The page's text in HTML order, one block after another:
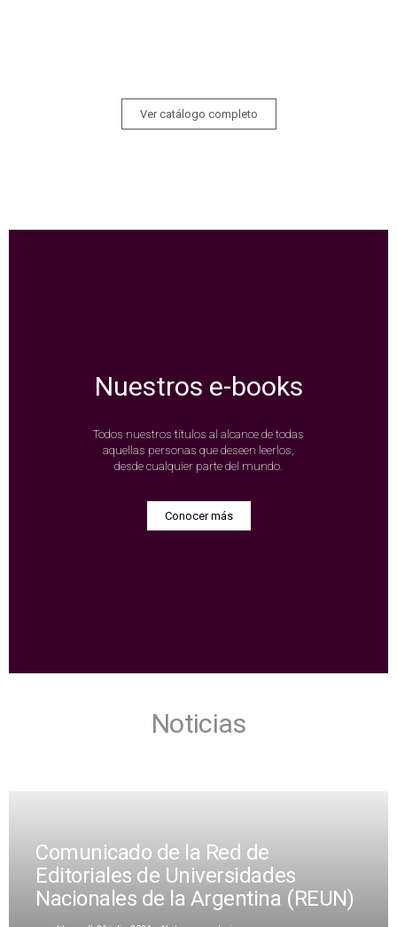
Ver catálogo completo
Nuestros e-books
Todos nuestros títulos al alcance de todas
aquellas personas que deseen leerlos,
desde cualquier parte del mundo.
Conocer más
Noticias
Comunicado de la Red de
Editoriales de Universidades
Nacionales de la Argentina (REUN)